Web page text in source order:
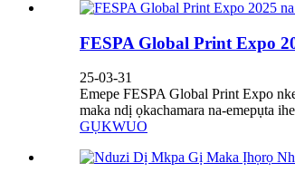
FESPA Global Print Expo
25-03-31
Emepe FESPA Global Print Expo
maka ndị ọkachamara na-emepụta
GỤKWUO